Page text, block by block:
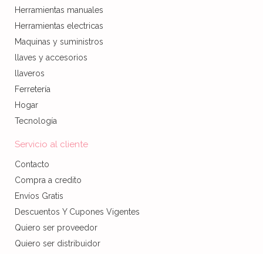
Herramientas manuales
Herramientas electricas
Maquinas y suministros
llaves y accesorios
llaveros
Ferretería
Hogar
Tecnología
Servicio al cliente
Contacto
Compra a credito
Envíos Gratis
Descuentos Y Cupones Vigentes
Quiero ser proveedor
Quiero ser distribuidor